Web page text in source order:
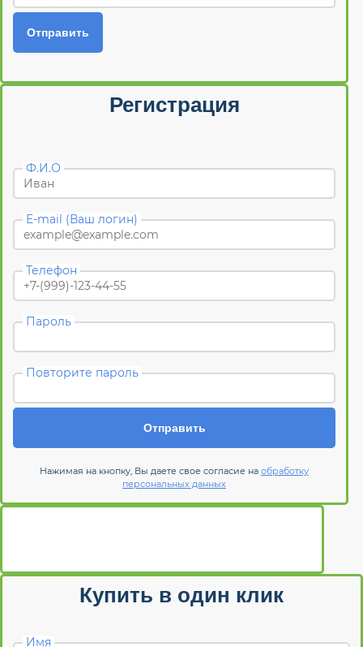
Отправить
Регистрация
Ф.И.О
E-mail (Ваш логин)
Телефон
Пароль
Повторите пароль
Отправить
Нажимая на кнопку, Вы даете свое согласие на обработку
персональных данных
Купить в один клик
Имя